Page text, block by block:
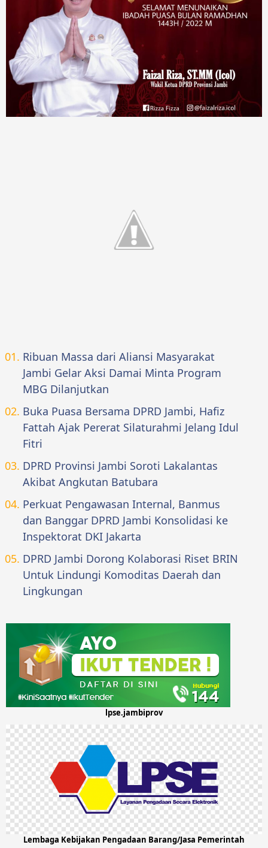
Ribuan Massa dari Aliansi Masyarakat
Jambi Gelar Aksi Damai Minta Program
MBG Dilanjutkan
Buka Puasa Bersama DPRD Jambi, Hafiz
Fattah Ajak Pererat Silaturahmi Jelang Idul
Fitri
DPRD Provinsi Jambi Soroti Lakalantas
Akibat Angkutan Batubara
Perkuat Pengawasan Internal, Banmus
dan Banggar DPRD Jambi Konsolidasi ke
Inspektorat DKI Jakarta
DPRD Jambi Dorong Kolaborasi Riset BRIN
Untuk Lindungi Komoditas Daerah dan
Lingkungan
lpse.jambiprov
Lembaga Kebijakan Pengadaan Barang/Jasa Pemerintah